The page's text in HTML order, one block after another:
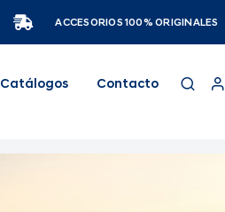
ACCESORIOS 100% ORIGINALES
Catálogos Contacto